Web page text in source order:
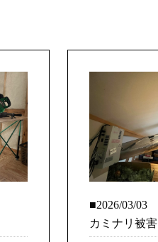
■2026/03/03
カミナリ被害